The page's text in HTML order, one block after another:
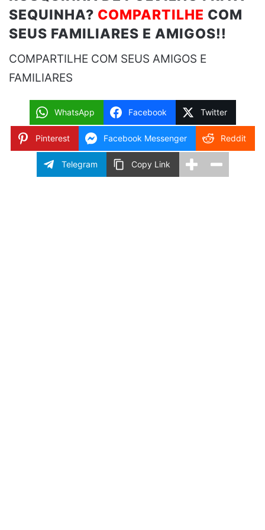
SEQUINHA? COMPARTILHE COM
SEUS FAMILIARES E AMIGOS!!
COMPARTILHE COM SEUS AMIGOS E
FAMILIARES
WhatsApp Facebook Twitter
Pinterest Facebook Messenger Reddit
Telegram Copy Link